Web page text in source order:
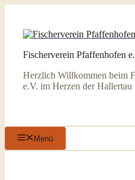
springen
Fischerverein Pfaffenhofen
Herzlich Willkommen beim
e.V. im Herzen der Hallertau
Menü